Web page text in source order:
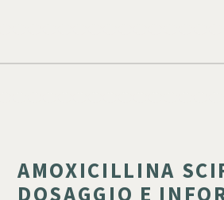
AMOXICILLINA
DOSAGGIO E